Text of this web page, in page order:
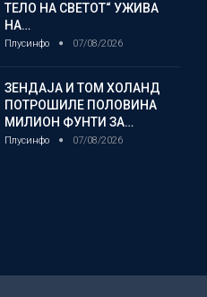
ТЕЛО НА СВЕТОТ“ УЖИВА
НА…
Плусинфо 07/08/2026
ЗЕНДАЈА И ТОМ ХОЛАНД
ПОТРОШИЛЕ ПОЛОВИНА
МИЛИОН ФУНТИ ЗА…
Плусинфо 07/08/2026